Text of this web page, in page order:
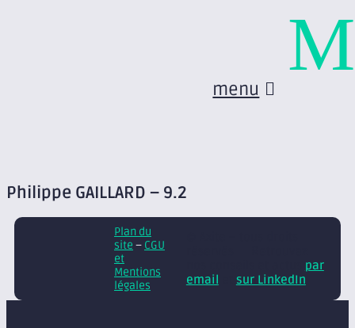
menu
Philippe GAILLARD – 9.2
Plan du
site – CGU
et
Mentions
légales
par
email
sur LinkedIn
M